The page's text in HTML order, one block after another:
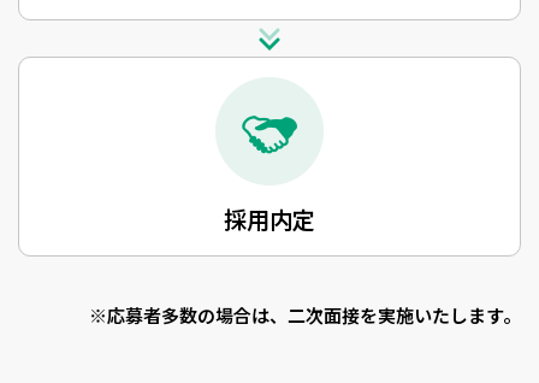
採用内定
※応募者多数の場合は、二次面接を実施いたします。